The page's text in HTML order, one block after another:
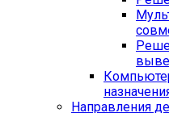
Направления